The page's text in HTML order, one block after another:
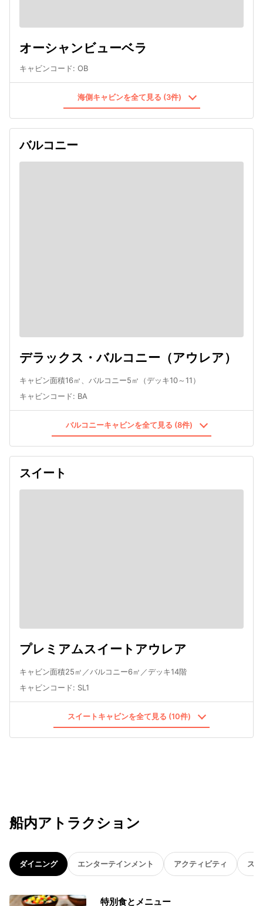
オーシャンビューベラ
キャビンコード: OB
海側キャビンを全て見る (3件)
バルコニー
デラックス・バルコニー（アウレア）
キャビン面積16㎡、バルコニー5㎡（デッキ10～11）
キャビンコード: BA
バルコニーキャビンを全て見る (8件)
スイート
プレミアムスイートアウレア
キャビン面積25㎡／バルコニー6㎡／デッキ14階
キャビンコード: SL1
スイートキャビンを全て見る (10件)
船内アトラクション
ダイニング エンターテインメント アクティビティ ス
特別食とメニュー